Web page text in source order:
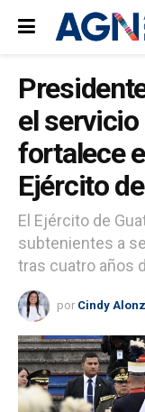
el
fortalece
Ejército
El Ejército de
subtenientes a
tras cuatro años
por Cindy